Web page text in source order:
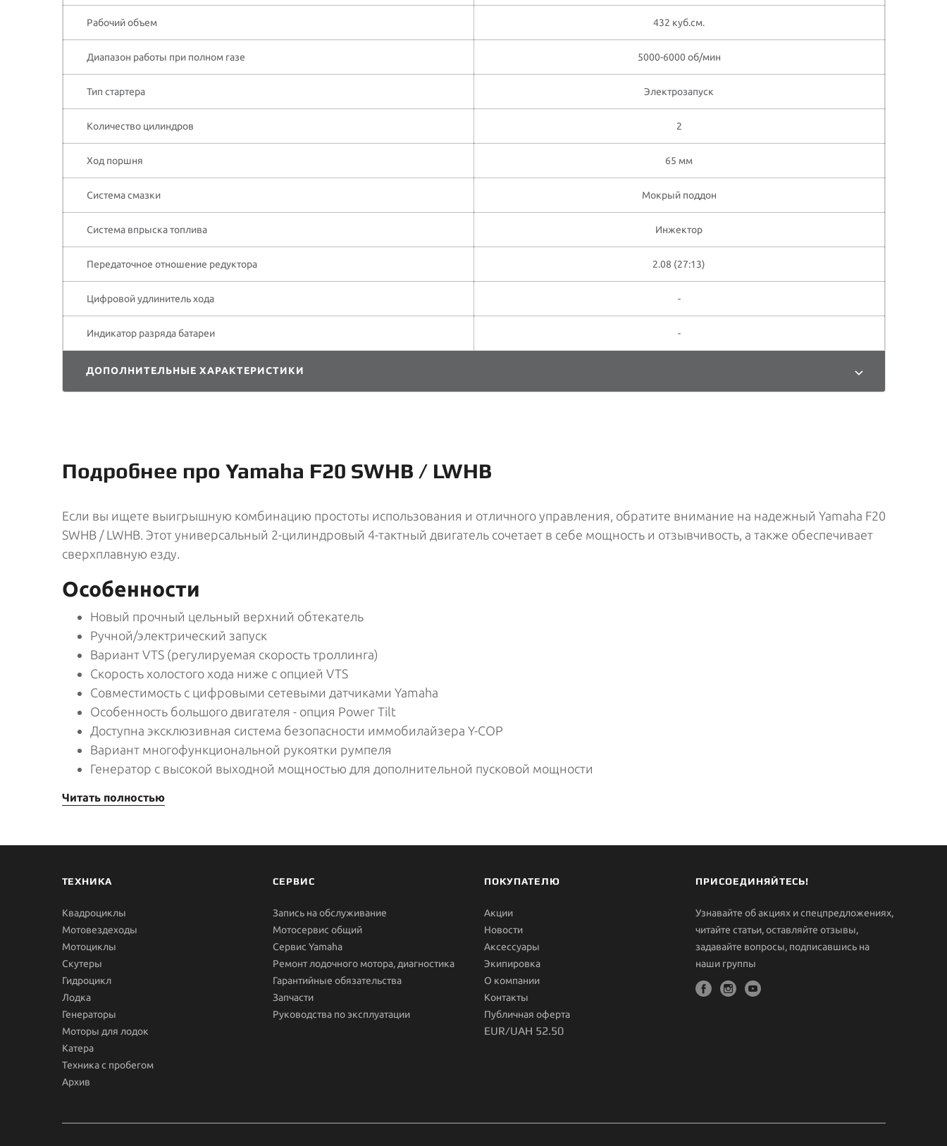
Рабочий объем 432 куб.см.
Диапазон работы при полном газе 5000-6000 об/мин
Тип стартера Электрозапуск
Количество цилиндров 2
Ход поршня 65 мм
Система смазки Мокрый поддон
Система впрыска топлива Инжектор
Передаточное отношение редуктора 2.08 (27:13)
Цифровой удлинитель хода -
Индикатор разряда батареи -
ДОПОЛНИТЕЛЬНЫЕ ХАРАКТЕРИСТИКИ
Подробнее про Yamaha F20 SWHB / LWHB
Если вы ищете выигрышную комбинацию простоты использования и отличного управления, обратите внимание на надежный Yamaha F20
SWHB / LWHB. Этот универсальный 2-цилиндровый 4-тактный двигатель сочетает в себе мощность и отзывчивость, а также обеспечивает
сверхплавную езду.
Особенности
Новый прочный цельный верхний обтекатель
Ручной/электрический запуск
Вариант VTS (регулируемая скорость троллинга)
Скорость холостого хода ниже с опцией VTS
Совместимость с цифровыми сетевыми датчиками Yamaha
Особенность большого двигателя - опция Power Tilt
Доступна эксклюзивная система безопасности иммобилайзера Y-COP
Вариант многофункциональной рукоятки румпеля
Генератор с высокой выходной мощностью для дополнительной пусковой мощности
Читать полностью
ТЕХНИКА
Квадроциклы
Мотовездеходы
Мотоциклы
Скутеры
Гидроцикл
Лодка
Генераторы
Моторы для лодок
Катера
Техника с пробегом
Архив
СЕРВИС
Запись на обслуживание
Мотосервис общий
Сервис Yamaha
Ремонт лодочного мотора, диагностика
Гарантийные обязательства
Запчасти
Руководства по эксплуатации
ПОКУПАТЕЛЮ
Акции
Новости
Aксессуары
Экипировка
О компании
Контакты
Публичная оферта
EUR/UAH 52.50
ПРИСОЕДИНЯЙТЕСЬ!
Узнавайте об акциях и спецпредложениях,
читайте статьи, оставляйте отзывы,
задавайте вопросы, подписавшись на
наши группы